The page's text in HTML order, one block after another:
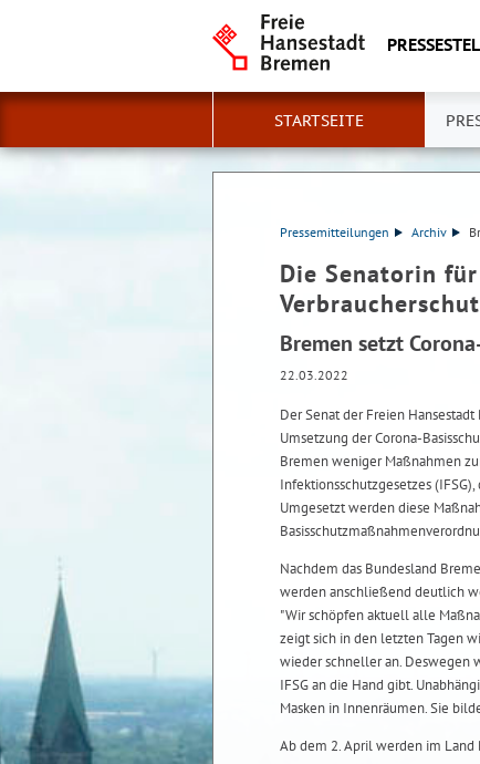
STARTSEITE
Pressemitteilungen Archiv
Die Senatorin
Bremen setzt
22.03.2022
Der Senat der Freien
Umsetzung der Corona-
Bremen weniger Maßnahmen
Infektionsschutzgesetzes
Umgesetzt werden diese
Nachdem das Bundesland
werden anschließend deutlich
"Wir schöpfen aktuell alle
zeigt sich in den letzten Tagen
wieder schneller an. Deswegen
IFSG an die Hand gibt.
Masken in Innenräumen. Sie
Ab dem 2. April werden im